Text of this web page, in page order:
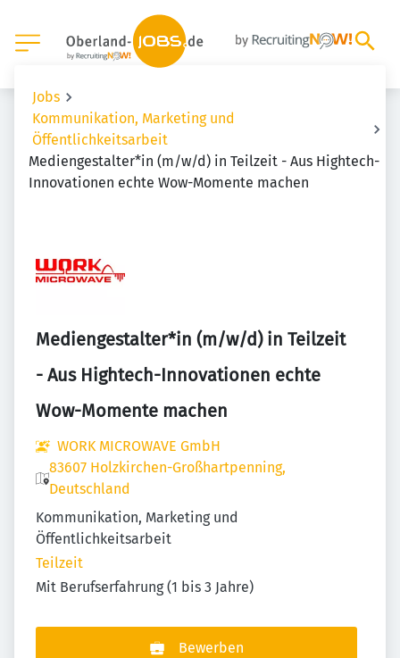
Jobs
Kommunikation, Marketing und
Öffentlichkeitsarbeit
Mediengestalter*in (m/w/d) in Teilzeit - Aus Hightech-
Innovationen echte Wow-Momente machen
Mediengestalter*in (m/w/d) in Teilzeit
- Aus Hightech-Innovationen echte
Wow-Momente machen
WORK MICROWAVE GmbH
83607 Holzkirchen-Großhartpenning,
Deutschland
Kommunikation, Marketing und
Öffentlichkeitsarbeit
Teilzeit
Mit Berufserfahrung (1 bis 3 Jahre)
Bewerben